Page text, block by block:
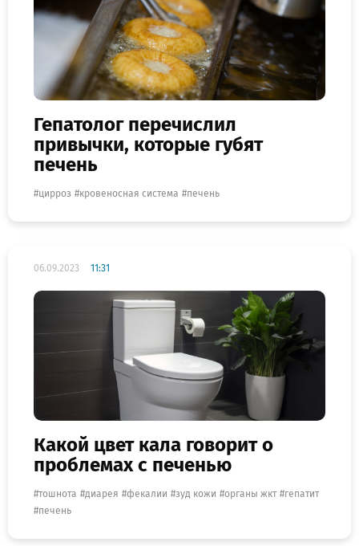
Гепатолог перечислил
привычки, которые губят
печень
цирроз кровеносная система печень
06.09.2023 11:31
Какой цвет кала говорит о
проблемах с печенью
тошнота диарея фекалии зуд кожи органы жкт
гепатит
печень